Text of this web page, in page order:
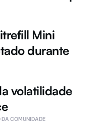
Mini
durante
volatilidade
COMUNIDADE